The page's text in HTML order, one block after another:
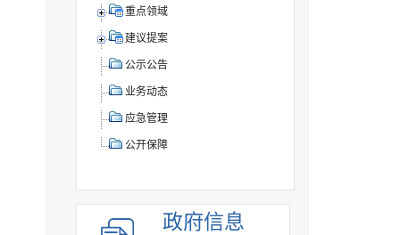
重点领域
建议提案
公示公告
业务动态
应急管理
公开保障
政府信息